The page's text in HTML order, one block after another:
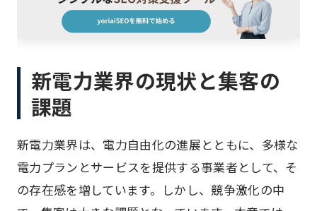
新電力業界の現状と集客の
課題
新電力業界は、電力自由化の進展とともに、多様な
電力プランとサービスを提供する事業者として、そ
の存在感を増しています。しかし、競争激化の中